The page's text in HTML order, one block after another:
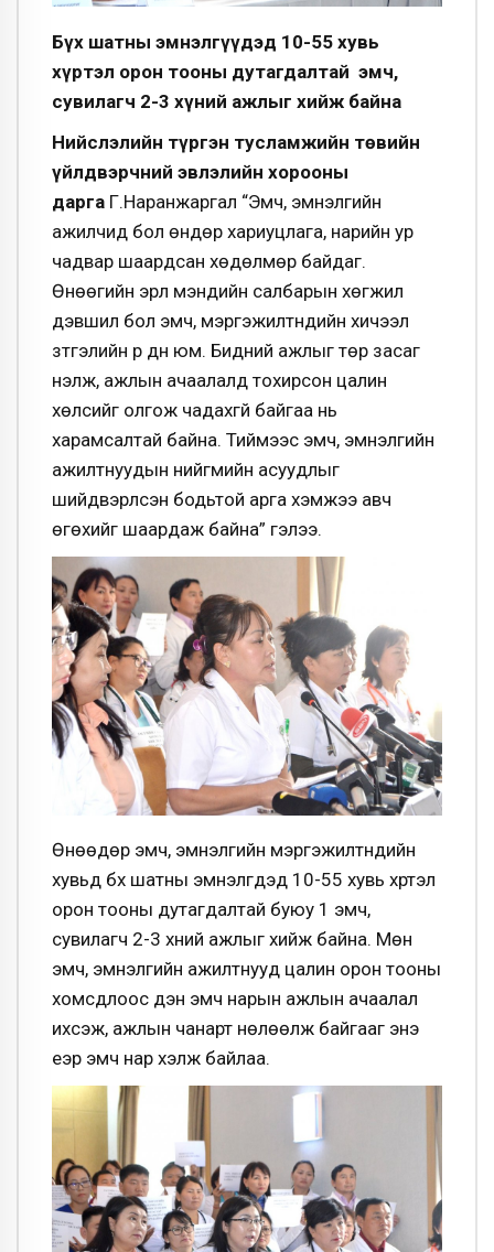
Бүх шатны эмнэлгүүдэд 10-55 хувь
хүртэл орон тооны дутагдалтай эмч,
сувилагч 2-3 хүний ажлыг хийж байна
Нийслэлийн түргэн тусламжийн төвийн
үйлдвэрчний эвлэлийн хорооны
дарга Г.Наранжаргал “Эмч, эмнэлгийн
ажилчид бол өндөр хариуцлага, нарийн ур
чадвар шаардсан хөдөлмөр байдаг.
Өнөөгийн эрүүл мэндийн салбарын хөгжил
дэвшил бол эмч, мэргэжилтнүүдийн хичээл
зүтгэлийн үр дүн юм. Бидний ажлыг төр засаг
үнэлж, ажлын ачаалалд тохирсон цалин
хөлсийг олгож чадахгүй байгаа нь
харамсалтай байна. Тиймээс эмч, эмнэлгийн
ажилтнуудын нийгмийн асуудлыг
шийдвэрлсэн бодьтой арга хэмжээ авч
өгөхийг шаардаж байна” гэлээ.
Өнөөдөр эмч, эмнэлгийн мэргэжилтнүүдийн
хувьд бүх шатны эмнэлгүүдэд 10-55 хувь хүртэл
орон тооны дутагдалтай буюу 1 эмч,
сувилагч 2-3 хүний ажлыг хийж байна. Мөн
эмч, эмнэлгийн ажилтнууд цалин орон тооны
хомсдлоос үүдэн эмч нарын ажлын ачаалал
ихсэж, ажлын чанарт нөлөөлж байгааг энэ
үеэр эмч нар хэлж байлаа.